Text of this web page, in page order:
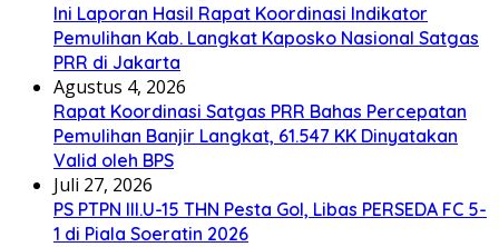
Ini Laporan Hasil Rapat Koordinasi Indikator
Pemulihan Kab. Langkat Kaposko Nasional Satgas
PRR di Jakarta
Agustus 4, 2026
Rapat Koordinasi Satgas PRR Bahas Percepatan
Pemulihan Banjir Langkat, 61.547 KK Dinyatakan
Valid oleh BPS
Juli 27, 2026
PS PTPN III.U-15 THN Pesta Gol, Libas PERSEDA FC 5-
1 di Piala Soeratin 2026